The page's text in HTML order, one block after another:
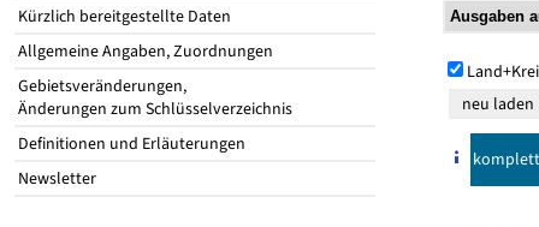
Kürzlich bereitgestellte Daten
Allgemeine Angaben, Zuordnungen
Gebietsveränderungen,
Änderungen zum Schlüsselverzeichnis
Definitionen und Erläuterungen
Newsletter
komplett